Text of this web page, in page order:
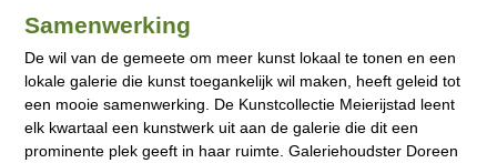
Samenwerking
De wil van de gemeete om meer kunst lokaal te tonen en een
lokale galerie die kunst toegankelijk wil maken, heeft geleid tot
een mooie samenwerking. De Kunstcollectie Meierijstad leent
elk kwartaal een kunstwerk uit aan de galerie die dit een
prominente plek geeft in haar ruimte. Galeriehoudster Doreen